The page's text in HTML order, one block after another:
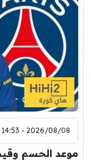
2026/08/08 - 14:53
موعد الحسم